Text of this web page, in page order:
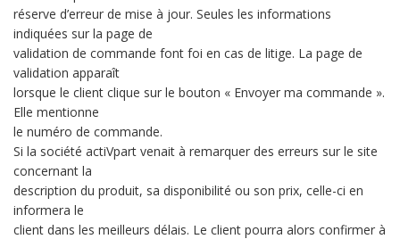
réserve d’erreur de mise à jour. Seules les informations
indiquées sur la page de
validation de commande font foi en cas de litige. La page de
validation apparaît
lorsque le client clique sur le bouton « Envoyer ma commande ».
Elle mentionne
le numéro de commande.
Si la société actiVpart venait à remarquer des erreurs sur le site
concernant la
description du produit, sa disponibilité ou son prix, celle-ci en
informera le
client dans les meilleurs délais. Le client pourra alors confirmer à